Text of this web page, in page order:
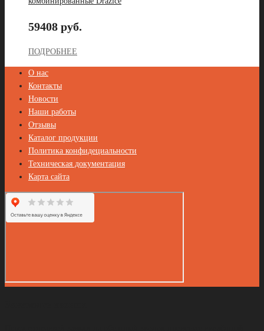
59408 руб.
ПОДРОБНЕЕ
О нас
Контакты
Новости
Наши работы
Отзывы
Каталог продукции
Политика конфидециальности
Техническая документация
Карта сайта